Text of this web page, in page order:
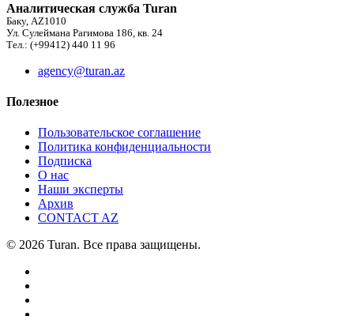
Аналитическая служба Turan
Баку, AZ1010
Ул. Сулеймана Рагимова 186, кв. 24
Тел.: (+99412) 440 11 96
agency@turan.az
Полезное
Пользовательское соглашение
Политика конфиденциальности
Подписка
О нас
Наши эксперты
Архив
CONTACT AZ
© 2026 Turan. Все права защищены.